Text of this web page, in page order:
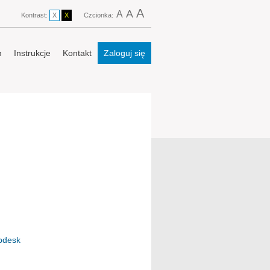
Kontrast: X X Czcionka: A A A
Instrukcje Kontakt Zaloguj się